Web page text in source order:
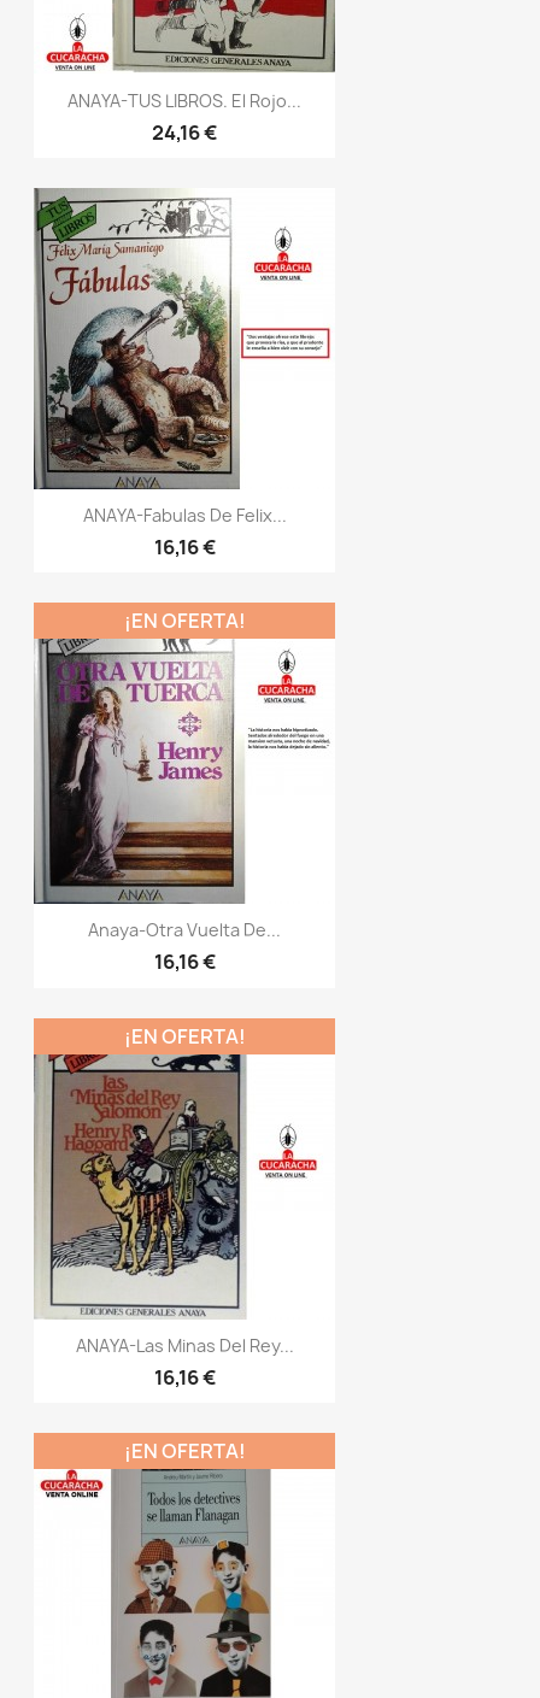
ANAYA-TUS LIBROS. El Rojo...
24,16 €
ANAYA-Fabulas De Felix...
16,16 €
Anaya-Otra Vuelta De...
16,16 €
¡EN OFERTA!
ANAYA-Las Minas Del Rey...
16,16 €
¡EN OFERTA!
¡EN OFERTA!